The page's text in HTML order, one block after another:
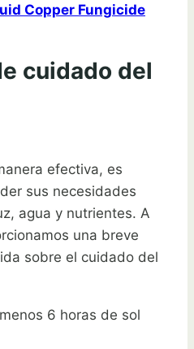
Copper Fungicide
cuidado del
efectiva, es
sus necesidades
agua y nutrientes. A
una breve
sobre el cuidado del
6 horas de sol